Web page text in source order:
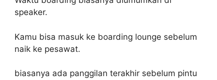
speaker.
Kamu bisa masuk ke boarding lounge sebelum
naik ke pesawat.
biasanya ada panggilan terakhir sebelum pintu